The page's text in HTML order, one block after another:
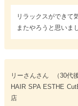
リラックスができて
またやろうと思いま
リーさんさん
（30代
HAIR SPA ESTHE
店